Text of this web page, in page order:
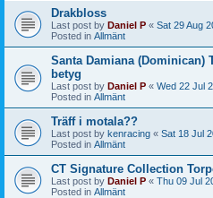
Drakbloss
Last post by Daniel P « Sat 29 Aug
Posted in Allmänt
Santa Damiana (Dominican)
betyg
Last post by Daniel P « Wed 22 Jul
Posted in Allmänt
Träff i motala??
Last post by kenracing « Sat 18 Jul
Posted in Allmänt
CT Signature Collection
Last post by Daniel P « Thu 09 Jul
Posted in Allmänt